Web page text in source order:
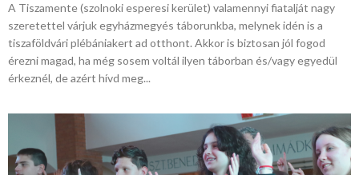
A Tiszamente (szolnoki esperesi kerület) valamennyi fiatalját nagy
szeretettel várjuk egyházmegyés táborunkba, melynek idén is a
tiszaföldvári plébániakert ad otthont. Akkor is biztosan jól fogod
érezni magad, ha még sosem voltál ilyen táborban és/vagy egyedül
érkeznél, de azért hívd meg...